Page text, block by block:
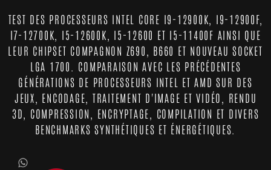
TEST DES PROCESSEURS INTEL CORE I9-12900K, I9-12900F,
I7-12700K, I5-12600K, I5-12600 ET I5-11400F AINSI QUE
LEUR CHIPSET COMPAGNON Z690, B660 ET NOUVEAU SOCKET
LGA 1700. COMPARAISON AVEC LES PRÉCÉDENTES
GÉNÉRATIONS DE PROCESSEURS INTEL ET AMD SUR DES
JEUX, ENCODAGE, TRAITEMENT D'IMAGE ET VIDÉO, RENDU
3D, COMPRESSION, ENCRYPTAGE, COMPILATION ET DIVERS
BENCHMARKS SYNTHÉTIQUES ET ÉNERGÉTIQUES.